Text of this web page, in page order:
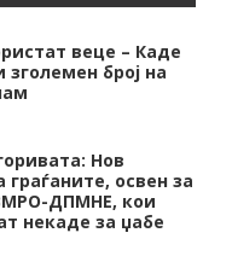
веце – Каде
број на
Нов
освен за
ДПМНЕ, кои
некаде за џабе